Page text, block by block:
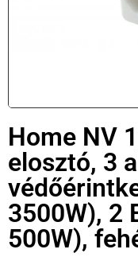
Home NV
elosztó, 3
3500W), 2
500W),